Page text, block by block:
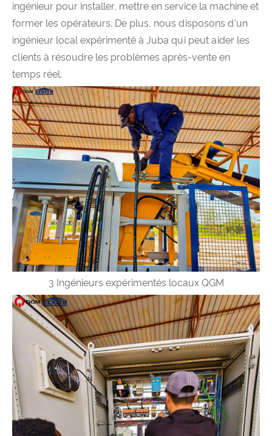
ingénieur pour installer, mettre en service la machine et
former les opérateurs. De plus, nous disposons d'un
ingénieur local expérimenté à Juba qui peut aider les
clients à résoudre les problèmes après-vente en
temps réel.
3 Ingénieurs expérimentés locaux QGM